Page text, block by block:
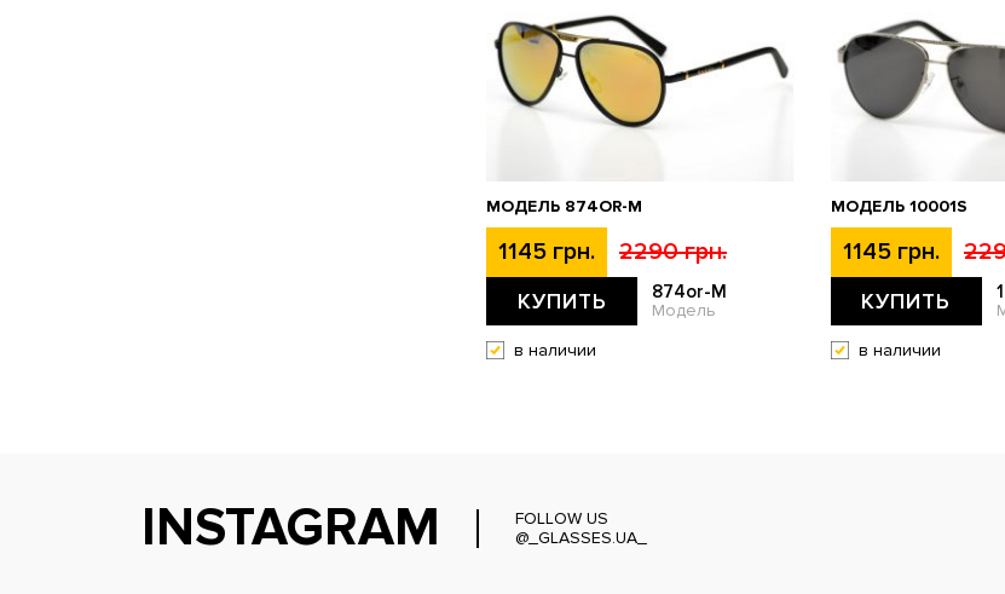
МОДЕЛЬ 874OR-M
1145 грн. 2290 грн.
КУПИТЬ 874or-M
Модель
в наличии
МОДЕЛЬ 10001S
1145 грн.
КУПИТЬ
в наличии
INSTAGRAM
FOLLOW US
@_GLASSES.UA_